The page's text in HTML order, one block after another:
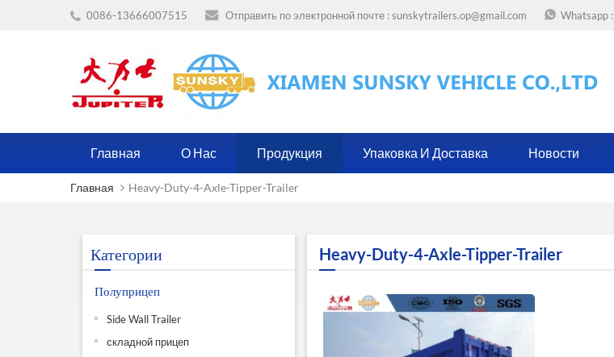
0086-13666007515 Отправить по электронной почте :sunskytrailers.op@gmail.com Whatsapp :
Главная О Нас Продукция Упаковка И Доставка Новости
Главная Heavy-Duty-4-Axle-Tipper-Trailer
Категории
Полуприцеп
Side Wall Trailer
складной прицеп
Heavy-Duty-4-Axle-Tipper-Trailer